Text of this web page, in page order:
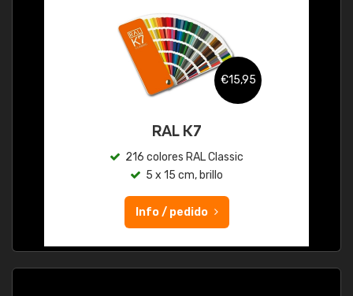
€15,95
RAL K7
216 colores RAL Classic
5 x 15 cm, brillo
Info / pedido